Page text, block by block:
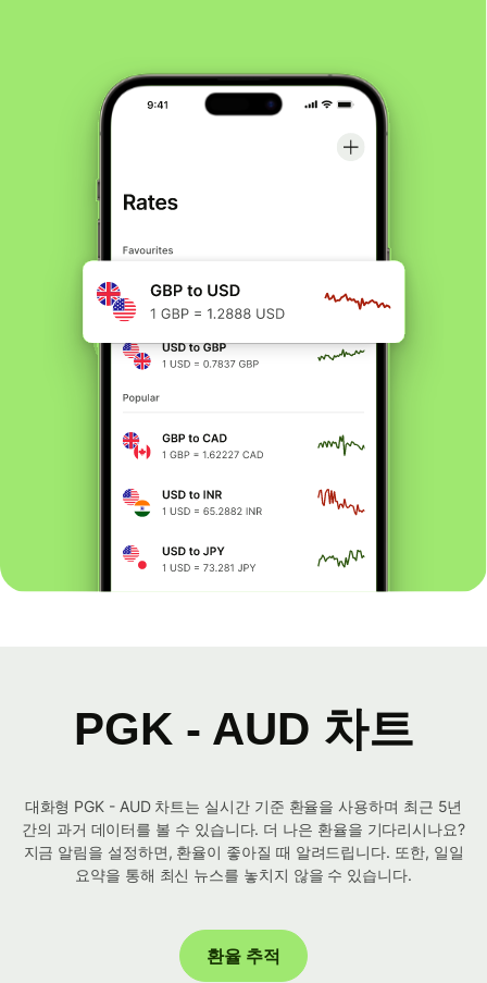
PGK - AUD 차트
대화형 PGK - AUD 차트는 실시간 기준 환율을 사용하며 최근 5년
간의 과거 데이터를 볼 수 있습니다. 더 나은 환율을 기다리시나요?
지금 알림을 설정하면, 환율이 좋아질 때 알려드립니다. 또한, 일일
요약을 통해 최신 뉴스를 놓치지 않을 수 있습니다.
환율 추적